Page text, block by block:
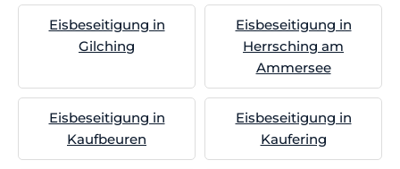
Eisbeseitigung in
Gilching
Eisbeseitigung in
Herrsching am
Ammersee
Eisbeseitigung in
Kaufbeuren
Eisbeseitigung in
Kaufering